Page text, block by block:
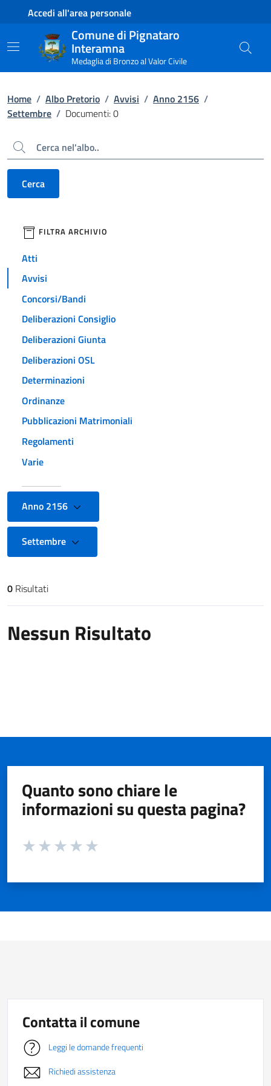
Contenuto principale
Piede di paginaAccedi all'area personale
Comune di Pignataro
Interamna
Medaglia di Bronzo al Valor Civile
Home / Albo Pretorio / Avvisi / Anno 2156 /
Settembre / Documenti: 0
Cerca
Cerca
filtri da applicare
FILTRA ARCHIVIO
Atti
Avvisi
Concorsi/Bandi
Deliberazioni Consiglio
Deliberazioni Giunta
Deliberazioni OSL
Determinazioni
Ordinanze
Pubblicazioni Matrimoniali
Regolamenti
Varie
Anno 2156
Settembre
Risultati di ricerca
0 Risultati
Nessun Risultato
Quanto sono chiare le
informazioni su questa pagina?
Valuta da 1 a 5 stelle la pagina
Contatta il comune
Leggi le domande frequenti
Richiedi assistenza